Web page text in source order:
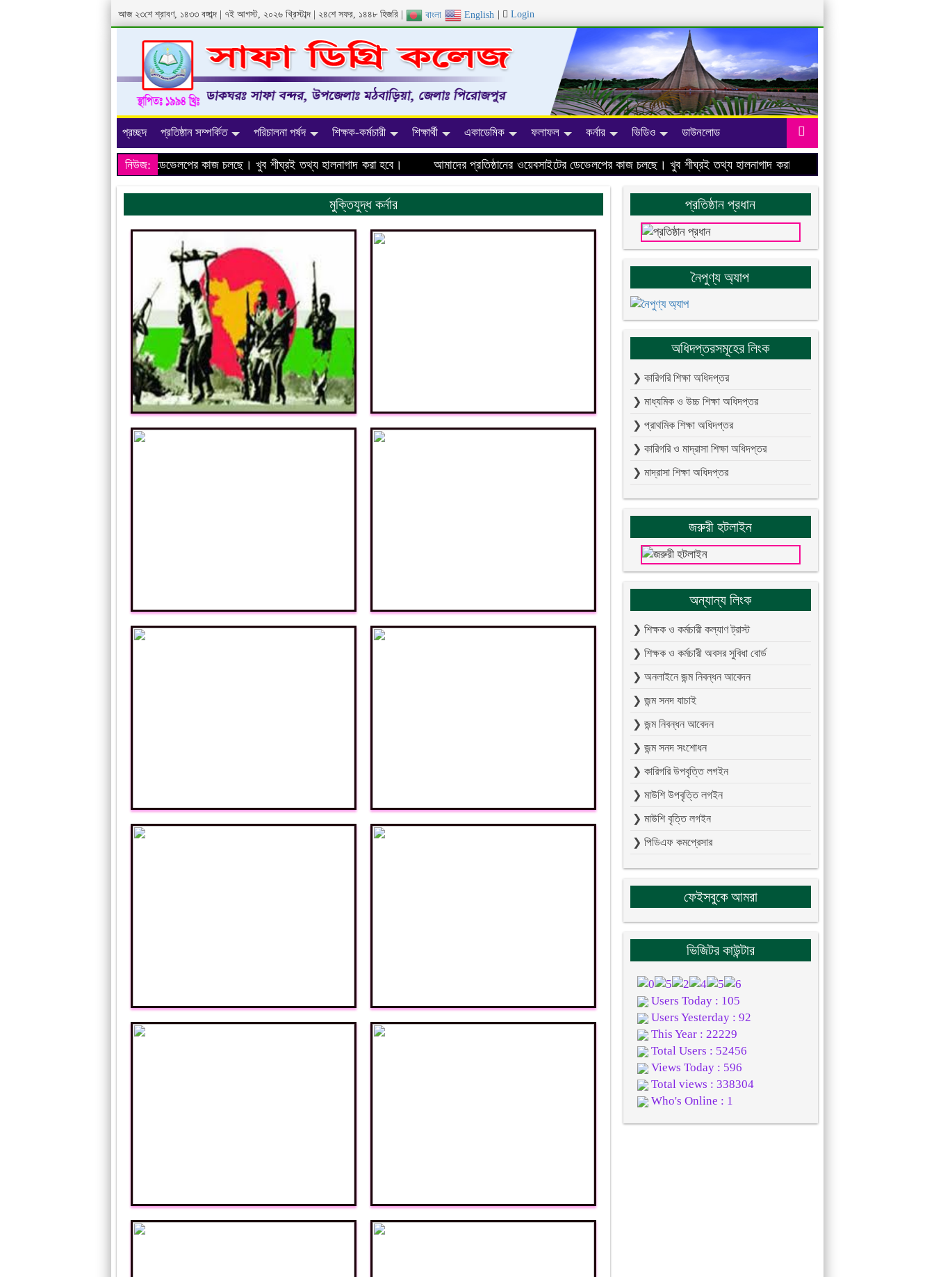
আজ ২৩শে শ্রাবণ, ১৪৩৩ বঙ্গাব্দ | ৭ই আগস্ট, ২০২৬ খ্রিস্টাব্দ | ২৪শে সফর, ১৪৪৮ হিজরি | বাংলা English Login
প্রচ্ছদ প্রতিষ্ঠান সম্পর্কিত পরিচালনা পর্ষদ শিক্ষক-কর্মচারী শিক্ষার্থী একাডেমিক ফলাফল কর্নার ভিডিও ডাউনলোড
নিউজ: আমাদের প্রতিষ্ঠানের ওয়েবসাইটের ডেভেলপের কাজ চলছে। খুব শীঘ্রই তথ্য হালনাগাদ করা হবে।
প্রতিষ্ঠানের ওয়েবসাইটের ডেভেলপের কাজ চলছে। খুব শীঘ্রই তথ্য হালনাগাদ করা হবে।
মুক্তিযুদ্ধ কর্নার প্রতিষ্ঠান প্রধান
নৈপুণ্য অ্যাপ
অধিদপ্তরসমূহের লিংক
❯ কারিগরি শিক্ষা অধিদপ্তর
❯ মাধ্যমিক ও উচ্চ শিক্ষা অধিদপ্তর
❯ প্রাথমিক শিক্ষা অধিদপ্তর
❯ কারিগরি ও মাদ্রাসা শিক্ষা অধিদপ্তর
❯ মাদ্রাসা শিক্ষা অধিদপ্তর
জরুরী হটলাইন
অন্যান্য লিংক
❯ শিক্ষক ও কর্মচারী কল্যাণ ট্রাস্ট
❯ শিক্ষক ও কর্মচারী অবসর সুবিধা বোর্ড
❯ অনলাইনে জন্ম নিবন্ধন আবেদন
❯ জন্ম সনদ যাচাই
❯ জন্ম নিবন্ধন আবেদন
❯ জন্ম সনদ সংশোধন
❯ কারিগরি উপবৃত্তি লগইন
❯ মাউশি উপবৃত্তি লগইন
❯ মাউশি বৃত্তি লগইন
❯ পিডিএফ কমপ্রেসার
ফেইসবুকে আমরা
ভিজিটর কাউন্টার
Users Today : 105
Users Yesterday : 92
This Year : 22229
Total Users : 52456
Views Today : 596
Total views : 338304
Who's Online : 1